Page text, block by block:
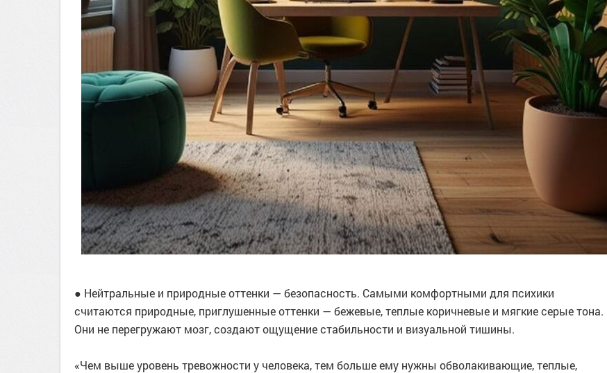
● Нейтральные и природные оттенки — безопасность. Самыми комфортными для психики
считаются природные, приглушенные оттенки — бежевые, теплые коричневые и мягкие серые тона.
Они не перегружают мозг, создают ощущение стабильности и визуальной тишины.
«Чем выше уровень тревожности у человека, тем больше ему нужны обволакивающие, теплые,